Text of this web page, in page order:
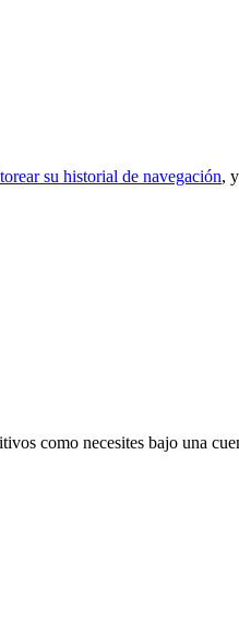
su historial de navegación,
como necesites bajo una